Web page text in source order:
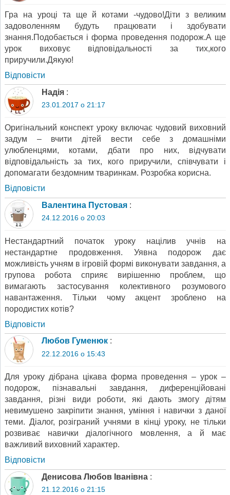
Гра на уроці та ще й котами -чудово!Діти з великим
задоволенням будуть працювати і здобувати
знання.Подобається і форма проведення подорож.А ще
урок виховує відповідальності за тих,кого
приручили.Дякую!
Відповіcти
Надія :
23.01.2017 о 21:17
Оригінальний конспект уроку включає чудовий виховний
задум – вчити дітей вести себе з домашніми
улюбленцями, котами, дбати про них, відчувати
відповідальність за тих, кого приручили, співчувати і
допомагати бездомним тваринкам. Розробка корисна.
Відповіcти
Валентина Пустовая :
24.12.2016 о 20:03
Нестандартний початок уроку націлив учнів на
нестандартне продовження. Уявна подорож дає
можливість учням в ігровій формі виконувати завдання, а
групова робота сприяє вирішенню проблем, що
вимагають застосування колективного розумового
навантаження. Тільки чому акцент зроблено на
породистих котів?
Відповіcти
Любов Гуменюк :
22.12.2016 о 15:43
Для уроку дібрана цікава форма проведення – урок –
подорож, пізнавальні завдання, диференційовані
завдання, різні види роботи, які дають змогу дітям
невимушено закріпити знання, уміння і навички з даної
теми. Діалог, розіграний учнями в кінці уроку, не тільки
розвиває навички діалогічного мовлення, а й має
важливий виховний характер.
Відповіcти
Денисова Любов Іванівна :
21.12.2016 о 21:15